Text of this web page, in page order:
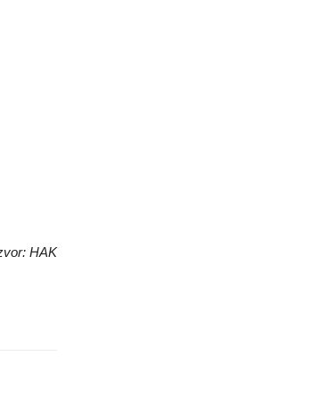
HAK